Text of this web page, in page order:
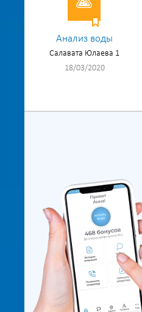
Анализ воды
Салавата Юлаева 1
18/03/2020